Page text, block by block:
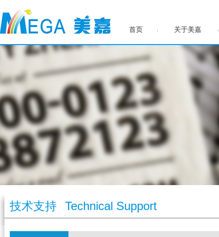
首页 关于美嘉
技术支持 Technical Support